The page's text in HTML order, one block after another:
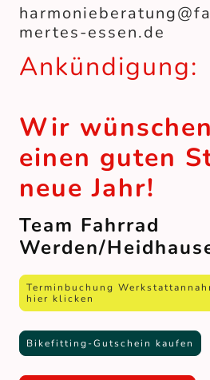
mertes-essen.de
Ankündigung:
Wir
einen guten
neue Jahr!
Team Fahrrad
Werden/
Terminbuchung
hier klicken
Bikefitting-Gutschein kaufen